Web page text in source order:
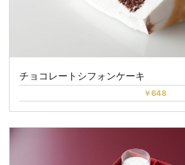
チョコレートシフォンケーキ
￥648